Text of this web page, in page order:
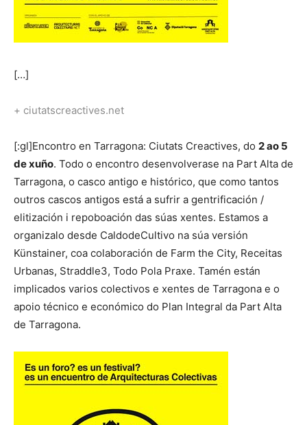
[…]
+ ciutatscreactives.net
[:gl]Encontro en Tarragona: Ciutats Creactives, do 2 ao 5
de xuño. Todo o encontro desenvolverase na Part Alta de
Tarragona, o casco antigo e histórico, que como tantos
outros cascos antigos está a sufrir a gentrificación /
elitización i repoboación das súas xentes. Estamos a
organizalo desde CaldodeCultivo na súa versión
Künstainer, coa colaboración de Farm the City, Receitas
Urbanas, Straddle3, Todo Pola Praxe. Tamén están
implicados varios colectivos e xentes de Tarragona e o
apoio técnico e económico do Plan Integral da Part Alta
de Tarragona.